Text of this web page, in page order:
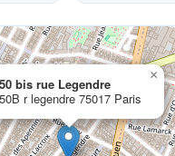
bis rue Legendre
r legendre 75017 Paris
×